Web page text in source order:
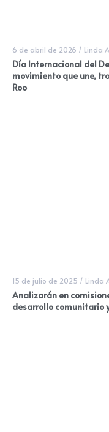
6 de abril de 2026 / Linda
Día Internacional del
movimiento que une,
Roo
15 de julio de 2025 / Linda
Analizarán en
desarrollo comunitario